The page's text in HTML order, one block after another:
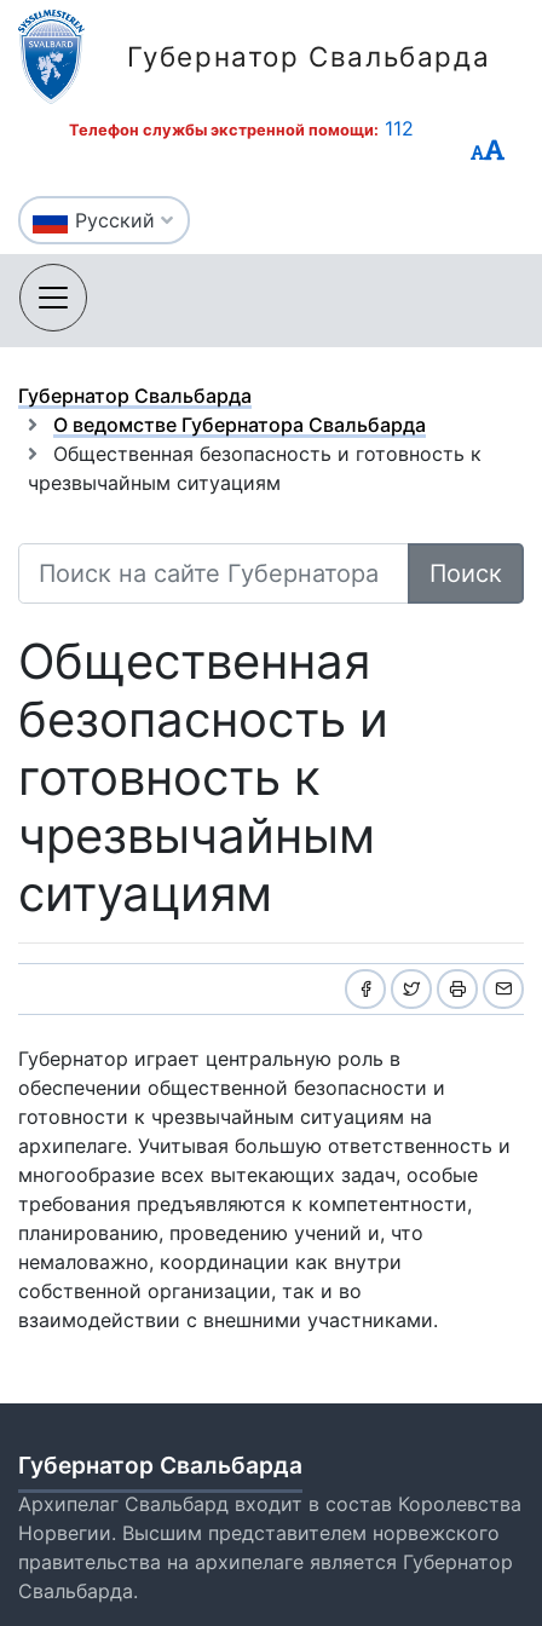
Губернатор Свальбарда
Телефон службы экстренной помощи: 112
Русский
Губернатор Свальбарда
О ведомстве Губернатора Свальбарда
Общественная безопасность и готовность к
чрезвычайным ситуациям
Поиск
Общественная
безопасность и
готовность к
чрезвычайным
ситуациям
Губернатор играет центральную роль в
обеспечении общественной безопасности и
готовности к чрезвычайным ситуациям на
архипелаге. Учитывая большую ответственность и
многообразие всех вытекающих задач, особые
требования предъявляются к компетентности,
планированию, проведению учений и, что
немаловажно, координации как внутри
собственной организации, так и во
взаимодействии с внешними участниками.
Губернатор Свальбарда
Архипелаг Свальбард входит в состав Королевства
Норвегии. Высшим представителем норвежского
правительства на архипелаге является Губернатор
Свальбарда.